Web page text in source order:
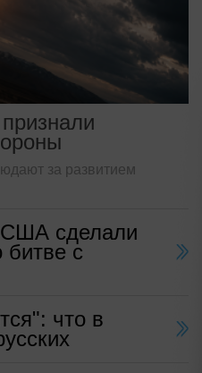
за развитием
США сделали
битве с
что в